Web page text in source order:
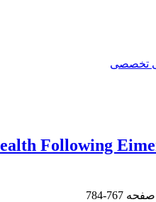
تخصصی
Following
767-784